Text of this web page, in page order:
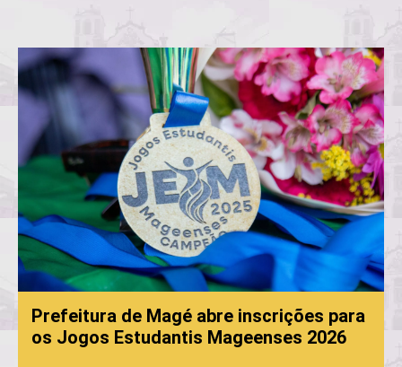
Prefeitura de Magé abre inscrições para
os Jogos Estudantis Mageenses 2026